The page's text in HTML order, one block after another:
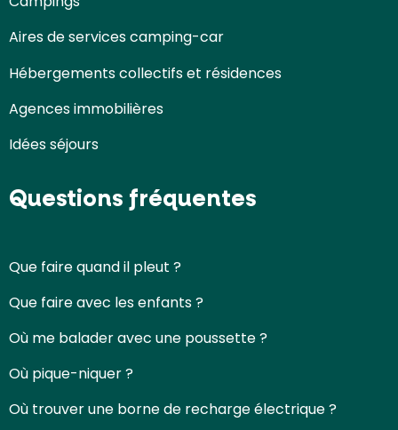
Aires de services camping-car
Hébergements collectifs et résidences
Agences immobilières
Idées séjours
Questions fréquentes
Que faire quand il pleut ?
Que faire avec les enfants ?
Où me balader avec une poussette ?
Où pique-niquer ?
Où trouver une borne de recharge électrique ?